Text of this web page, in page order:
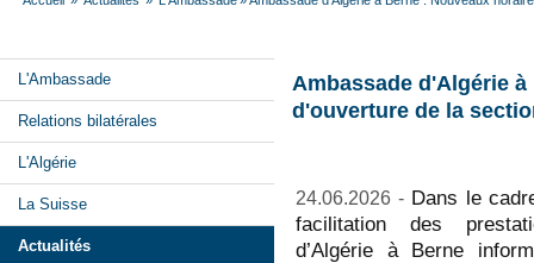
L'Ambassade
Relations bilatérales
L'Algérie
La Suisse
Actualités
Ambassade d'Algérie
d'ouverture de la
24.06.2026 - Dans le
facilitation des
d’Algérie à Berne